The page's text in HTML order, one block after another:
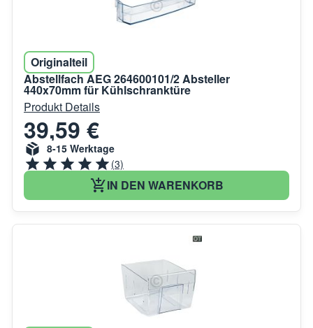
Originalteil
Abstellfach AEG 264600101/2 Absteller
440x70mm für Kühlschranktüre
Produkt Details
39,59 €
8-15 Werktage
(3)
IN DEN WARENKORB